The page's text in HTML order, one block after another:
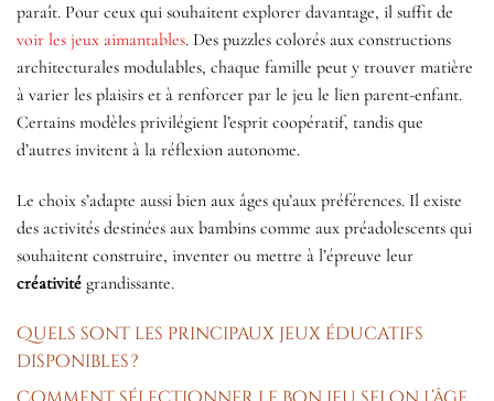
paraît. Pour ceux qui souhaitent explorer davantage, il suffit de
voir les jeux aimantables. Des puzzles colorés aux constructions
architecturales modulables, chaque famille peut y trouver matière
à varier les plaisirs et à renforcer par le jeu le lien parent-enfant.
Certains modèles privilégient l’esprit coopératif, tandis que
d’autres invitent à la réflexion autonome.
Le choix s’adapte aussi bien aux âges qu’aux préférences. Il existe
des activités destinées aux bambins comme aux préadolescents qui
souhaitent construire, inventer ou mettre à l’épreuve leur
créativité grandissante.
Quels sont les principaux jeux éducatifs
disponibles ?